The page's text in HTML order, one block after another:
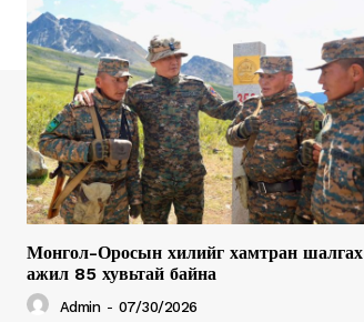
Монгол-Оросын хилийг хамтран шалгах
ажил 85 хувьтай байна
Admin - 07/30/2026